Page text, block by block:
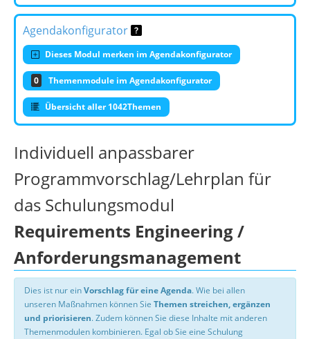
Agendakonfigurator
Dieses Modul merken im Agendakonfigurator
0 Themenmodule im Agendakonfigurator
Übersicht aller 1042Themen
Individuell anpassbarer
Programmvorschlag/Lehrplan für
das Schulungsmodul
Requirements Engineering /
Anforderungsmanagement
Dies ist nur einVorschlag für eine Agenda. Wie bei allen
unseren Maßnahmen können Sie Themen streichen, ergänzen
und priorisieren. Zudem können Sie diese Inhalte mit anderen
Themenmodulen kombinieren. Egal ob Sie eine Schulung